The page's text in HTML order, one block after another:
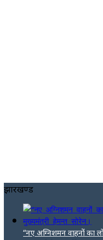
झारखण्ड
“नए अग्निशमन वाहनों का